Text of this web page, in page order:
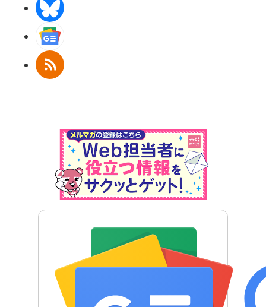
RSS